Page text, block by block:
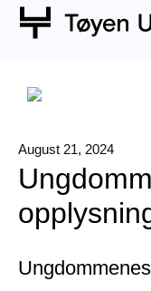
August 21, 2024